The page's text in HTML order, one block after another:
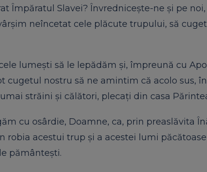
Împăratul Slavei? Învrednicește-ne și pe
neîncetat cele plăcute trupului, să
lumești să le lepădăm și, împreună cu
cugetul nostru să ne amintim că acolo sus,
străini și călători, plecați din casa
cu osârdie, Doamne, ca, prin preaslăvita
robia acestui trup și a acestei lumi
pământești.